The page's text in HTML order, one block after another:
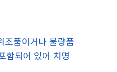
조품이거나 불량품
함되어 있어 치명